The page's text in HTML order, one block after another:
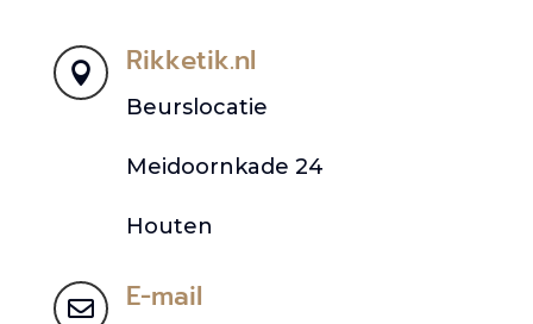
 Rikketik.nl
Beurslocatie
Meidoornkade 24
Houten
 E-mail